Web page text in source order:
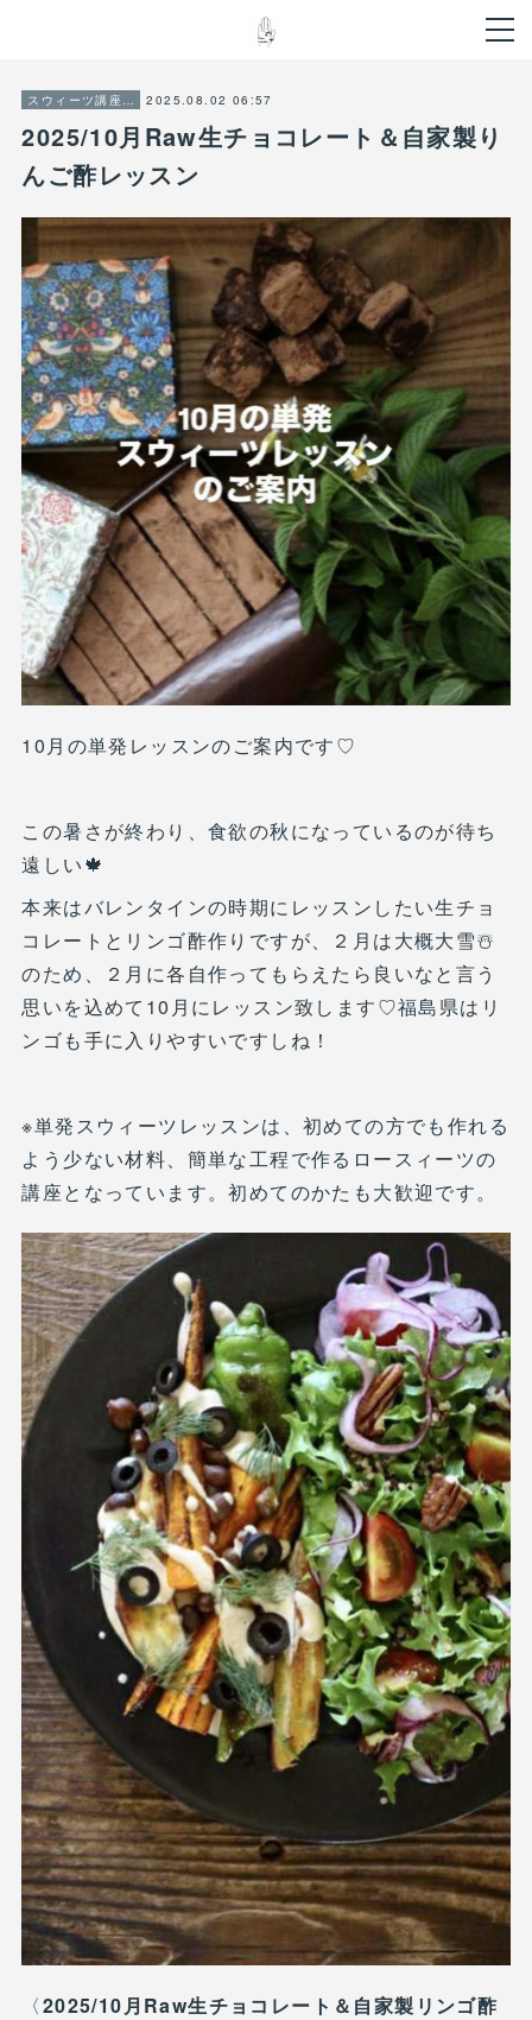
スウィーツ講座ご案内 2025.08.02 06:57
2025/10月Raw生チョコレート＆自家製り
んご酢レッスン
10月の単発レッスンのご案内です♡
この暑さが終わり、食欲の秋になっているのが待ち
遠しい🍁
本来はバレンタインの時期にレッスンしたい生チョ
コレートとリンゴ酢作りですが、２月は大概大雪☃️
のため、２月に各自作ってもらえたら良いなと言う
思いを込めて10月にレッスン致します♡福島県はリ
ンゴも手に入りやすいですしね！
※単発スウィーツレッスンは、初めての方でも作れる
よう少ない材料、簡単な工程で作るロースィーツの
講座となっています。初めてのかたも大歓迎です。
〈2025/10月Raw生チョコレート＆自家製リンゴ酢